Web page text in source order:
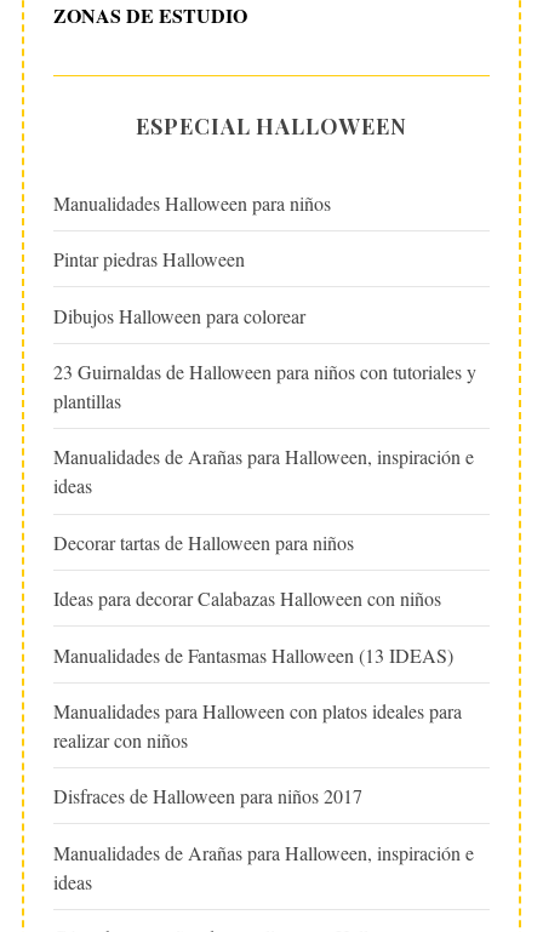
ZONAS DE ESTUDIO
ESPECIAL HALLOWEEN
Manualidades Halloween para niños
Pintar piedras Halloween
Dibujos Halloween para colorear
23 Guirnaldas de Halloween para niños con tutoriales y
plantillas
Manualidades de Arañas para Halloween, inspiración e
ideas
Decorar tartas de Halloween para niños
Ideas para decorar Calabazas Halloween con niños
Manualidades de Fantasmas Halloween (13 IDEAS)
Manualidades para Halloween con platos ideales para
realizar con niños
Disfraces de Halloween para niños 2017
Manualidades de Arañas para Halloween, inspiración e
ideas